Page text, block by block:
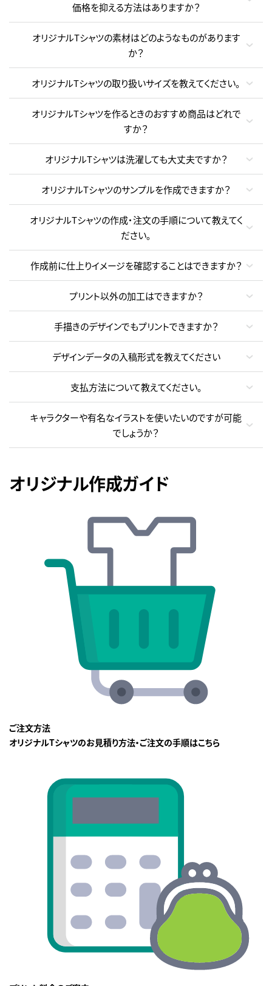
価格を抑える方法はありますか？
オリジナルTシャツの素材はどのようなものがあります
か？
オリジナルTシャツの取り扱いサイズを教えてください。
オリジナルTシャツを作るときのおすすめ商品はどれで
すか？
オリジナルTシャツは洗濯しても大丈夫ですか？
オリジナルTシャツのサンプルを作成できますか？
オリジナルTシャツの作成・注文の手順について教えてく
ださい。
作成前に仕上りイメージを確認することはできますか？
プリント以外の加工はできますか？
手描きのデザインでもプリントできますか？
デザインデータの入稿形式を教えてください
支払方法について教えてください。
キャラクターや有名なイラストを使いたいのですが可能
でしょうか？
オリジナル作成ガイド
ご注文方法
オリジナルTシャツのお見積り方法・ご注文の手順はこちら